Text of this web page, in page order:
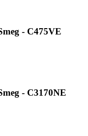
- C475VE
- C3170NE